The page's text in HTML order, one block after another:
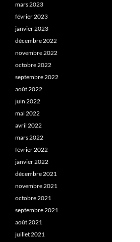
mars 2023
février 2023
janvier 2023
décembre 2022
novembre 2022
octobre 2022
septembre 2022
août 2022
juin 2022
mai 2022
avril 2022
mars 2022
février 2022
janvier 2022
décembre 2021
novembre 2021
octobre 2021
septembre 2021
août 2021
juillet 2021